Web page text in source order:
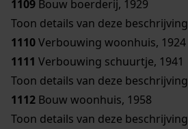
1109 Bouw boerderij, 1929
Toon details van deze beschrijving
1110Verbouwing woonhuis, 1924
1111 Verbouwing schuurtje, 1941
Toon details van deze beschrijving
1112 Bouw woonhuis, 1958
Toon details van deze beschrijving